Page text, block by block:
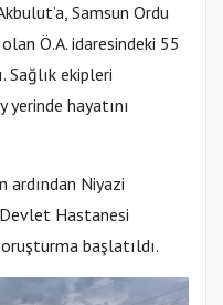
Samsun Ordu
Ö.A. idaresindeki 55
Sağlık ekipleri
yerinde hayatını
ardından Niyazi
Devlet Hastanesi
başlatıldı.